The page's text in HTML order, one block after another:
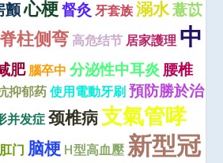
颤心梗督灸 牙套族 溺水薏苡
脊柱侧弯 高危结节 居家護理 中
肥 腦卒中 分泌性中耳炎腰椎
抑郁药 使用電動牙刷 預防勝於治
并发症 颈椎病支氣管哮
门 脑梗 H型高血壓 新型冠